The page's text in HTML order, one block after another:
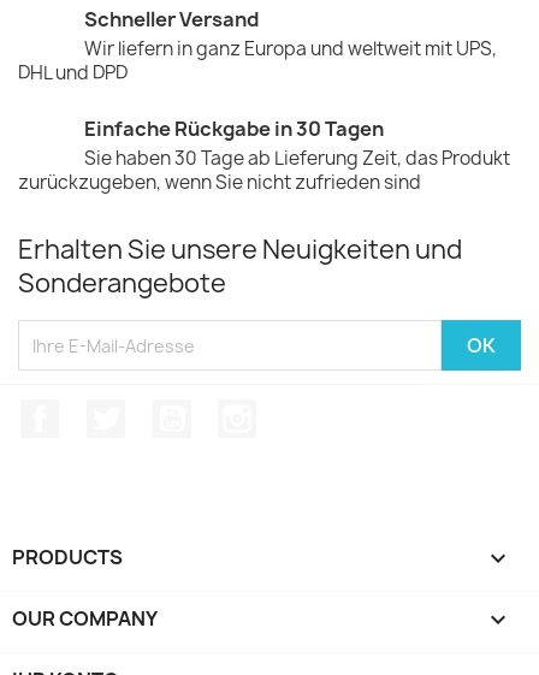
Schneller Versand
Wir liefern in ganz Europa und weltweit mit UPS,
DHL und DPD
Einfache Rückgabe in 30 Tagen
Sie haben 30 Tage ab Lieferung Zeit, das Produkt
zurückzugeben, wenn Sie nicht zufrieden sind
Erhalten Sie unsere Neuigkeiten und
Sonderangebote
PRODUCTS 
OUR COMPANY 